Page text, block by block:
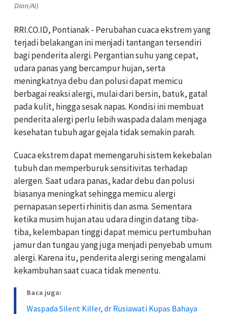
Dian/AI)
RRI.CO.ID, Pontianak - Perubahan cuaca ekstrem yang
terjadi belakangan ini menjadi tantangan tersendiri
bagi penderita alergi. Pergantian suhu yang cepat,
udara panas yang bercampur hujan, serta
meningkatnya debu dan polusi dapat memicu
berbagai reaksi alergi, mulai dari bersin, batuk, gatal
pada kulit, hingga sesak napas. Kondisi ini membuat
penderita alergi perlu lebih waspada dalam menjaga
kesehatan tubuh agar gejala tidak semakin parah.
Cuaca ekstrem dapat memengaruhi sistem kekebalan
tubuh dan memperburuk sensitivitas terhadap
alergen. Saat udara panas, kadar debu dan polusi
biasanya meningkat sehingga memicu alergi
pernapasan seperti rhinitis dan asma. Sementara
ketika musim hujan atau udara dingin datang tiba-
tiba, kelembapan tinggi dapat memicu pertumbuhan
jamur dan tungau yang juga menjadi penyebab umum
alergi. Karena itu, penderita alergi sering mengalami
kekambuhan saat cuaca tidak menentu.
Baca juga:
Waspada Silent Killer, dr Rusiawati Kupas Bahaya